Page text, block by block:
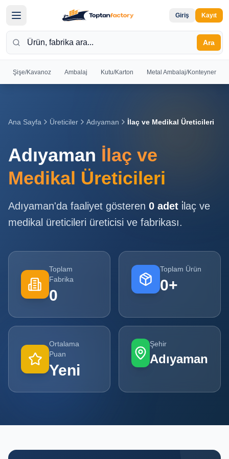
Giriş Kayıt
Ara
Şişe/Kavanoz Ambalaj Kutu/Karton Metal Ambalaj/Konteyner
Giriş yapın
Yap
Ol
Ana
Sayfa
Tüm
Ürünler
Kampanyalar
POPÜLER
KATEGORILER
Ana Sayfa Üreticiler Adıyaman İlaç ve Medikal Üreticileri
Adıyaman İlaç ve
Medikal Üreticileri
Adıyaman'da faaliyet gösteren 0 adet i̇laç ve
medikal üreticileri üreticisi ve fabrikası.
Toplam
Fabrika
0
Toplam Ürün
0+
Ortalama
Puan
Yeni
Şehir
Adıyaman